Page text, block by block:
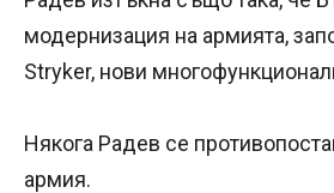
модернизация на армията,
Stryker, нови
Някога Радев се
армия.